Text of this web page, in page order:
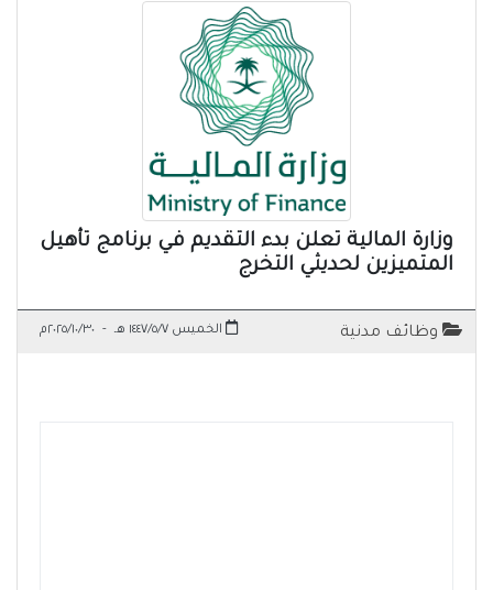
وزارة المالية تعلن بدء التقديم في برنامج تأهيل
المتميزين لحديثي التخرج
وظائف مدنية الخميس ١٤٤٧/٥/٧ هـ - ٢٠٢٥/١٠/٣٠م